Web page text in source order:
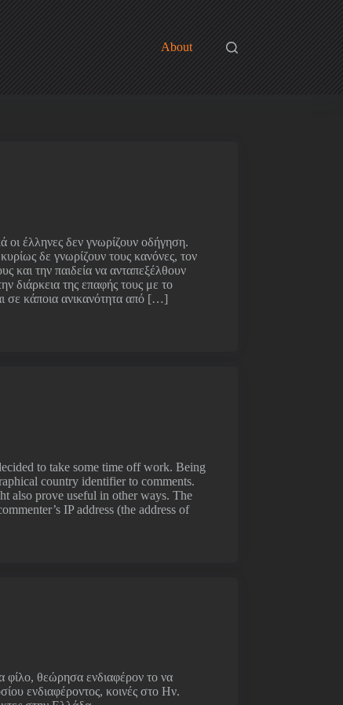
About
οι έλληνες δεν γνωρίζουν οδήγηση.
δε γνωρίζουν τους κανόνες, τον
και την παιδεία να ανταπεξέλθουν
διάρκεια της επαφής τους με το
σε κάποια ανικανότητα από […]
to take some time off work. Being
country identifier to comments.
also prove useful in other ways. The
IP address (the address of
θεώρησα ενδιαφέρον το να
ενδιαφέροντος, κοινές στο Ην.